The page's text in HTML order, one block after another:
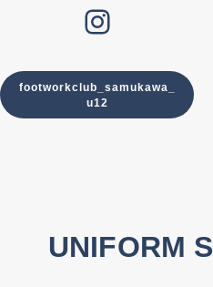
Instagram
footworkclub_samukawa_
u12
UNIFORM